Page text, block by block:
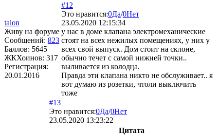
talon
Живу на форуме
Сообщений: 823
Баллов: 5645
ЖКХоинов: 317
Регистрация:
20.01.2016
#12
Это нравится:0Да/0Нет
23.05.2020 12:15:34
у нас в доме клапана электромеханические
стоят на всех нежилых помещениях, у них у
всех свой выпуск. Дом стоит на склоне,
обычно течет с самой нижней точки..
выливается из колодца.
Правда эти клапана никто не обслуживает.. я
вот думаю из розетки, чтоли выключить
тоже
#13
Это нравится:0Да/0Нет
23.05.2020 13:23:22
Цитата